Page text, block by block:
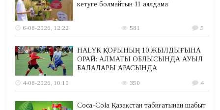
кетуге болмайтын 11 аялдама
6-08-2026, 12:22 581 5
HALYK ҚОРЫНЫҢ 10 ЖЫЛДЫҒЫНА
ОРАЙ: АЛМАТЫ ОБЛЫСЫНДА АУЫЛ
БАЛАЛАРЫ АРАСЫНДА
4-08-2026, 10:10
350 4
Coca-Cola Қазақстан табиғатынан шабыт